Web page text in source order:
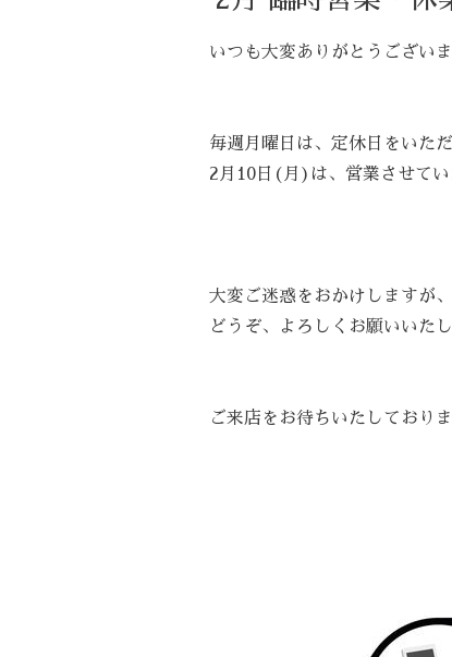
いつも大変ありがとうございま
毎週月曜日は、定休日をいた
2月10日(月)は、営業させて
大変ご迷惑をおかけしますが、
どうぞ、よろしくお願いいたし
ご来店をお待ちいたしておりま